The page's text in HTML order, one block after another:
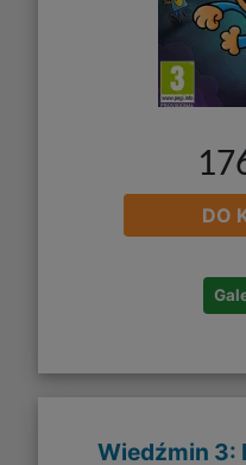
DO
Wiedźmin 3: